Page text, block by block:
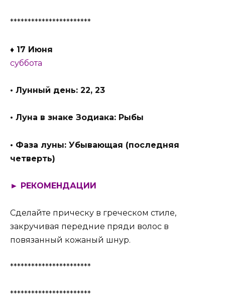
***********************
♦ 17 Июня
суббота
• Лунный день: 22, 23
• Луна в знаке Зодиака: Рыбы
• Фаза луны: Убывающая (последняя
четверть)
► РЕКОМЕНДАЦИИ
Сделайте прическу в греческом стиле,
закручивая передние пряди волос в
повязанный кожаный шнур.
***********************
***********************